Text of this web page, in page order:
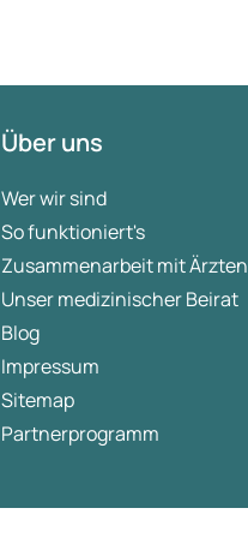
Über uns
Wer wir sind
So funktioniert's
Zusammenarbeit mit Ärzten
Unser medizinischer Beirat
Blog
Impressum
Sitemap
Partnerprogramm